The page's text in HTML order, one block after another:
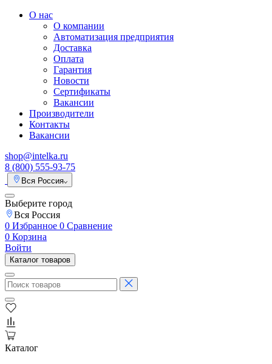
О нас
О компании
Автоматизация предприятия
Доставка
Оплата
Гарантия
Новости
Сертификаты
Вакансии
Производители
Контакты
Вакансии
shop@intelka.ru
8 (800) 555-93-75
Вся Россия
Выберите город
Вся Россия
0 Избранное 0 Сравнение
0 Корзина
Войти
Каталог товаров
Каталог